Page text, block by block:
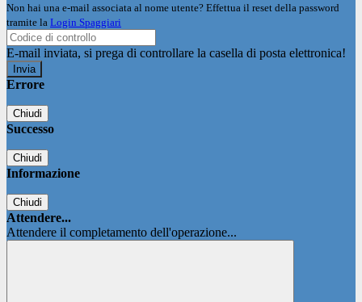
Non hai una e-mail associata al nome utente? Effettua il reset della password
tramite la Login Spaggiari
E-mail inviata, si prega di controllare la casella di posta elettronica!
Errore
Chiudi
Successo
Chiudi
Informazione
Chiudi
Attendere...
Attendere il completamento dell'operazione...